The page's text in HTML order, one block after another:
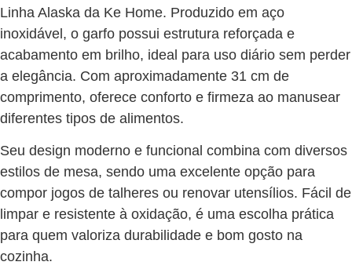
Linha Alaska da Ke Home. Produzido em aço
inoxidável, o garfo possui estrutura reforçada e
acabamento em brilho, ideal para uso diário sem perder
a elegância. Com aproximadamente 31 cm de
comprimento, oferece conforto e firmeza ao manusear
diferentes tipos de alimentos.
Seu design moderno e funcional combina com diversos
estilos de mesa, sendo uma excelente opção para
compor jogos de talheres ou renovar utensílios. Fácil de
limpar e resistente à oxidação, é uma escolha prática
para quem valoriza durabilidade e bom gosto na
cozinha.